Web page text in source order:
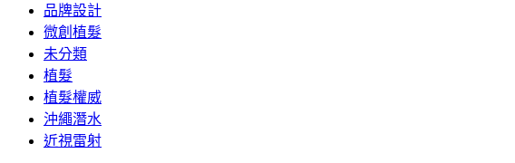
品牌設計
微創植髮
未分類
植髮
植髮權威
沖繩潛水
近視雷射